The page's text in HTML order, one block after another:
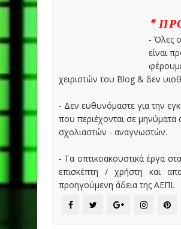
*
- Όλες
είναι
χειριστών του Blog & δεν
- Δεν ευθυνόμαστε για την
που περιέχονται σε
σχολιαστών - αναγνωστών.
- Τα οπτικοακουστικά έργα
επισκέπτη / χρήστη και
προηγούμενη άδεια της ΑΕΠΙ.